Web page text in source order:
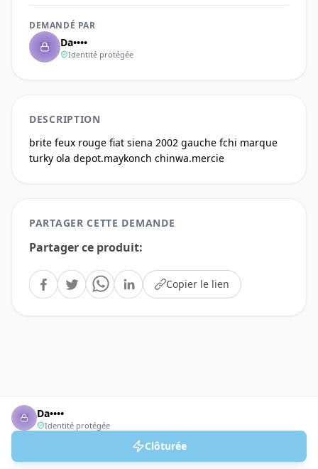
DEMANDÉ PAR
Da••••
Identité protégée
DESCRIPTION
brite feux rouge fiat siena 2002 gauche fchi marque
turky ola depot.maykonch chinwa.mercie
PARTAGER CETTE DEMANDE
Partager ce produit:
Copier le lien
Da••••
Identité protégée
Clôturée